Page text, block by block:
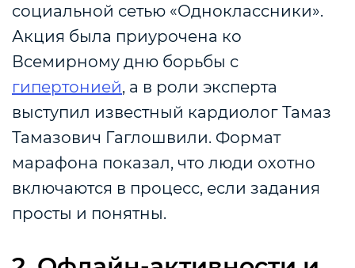
социальной сетью «Одноклассники».
Акция была приурочена ко
Всемирному дню борьбы с
гипертонией, а в роли эксперта
выступил известный кардиолог Тамаз
Тамазович Гаглошвили. Формат
марафона показал, что люди охотно
включаются в процесс, если задания
просты и понятны.